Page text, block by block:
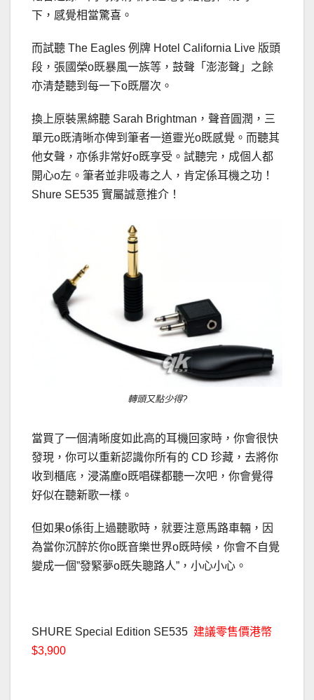
下，感覺相當驚喜。
而試聽 The Eagles 例牌 Hotel California Live 版頭
段，張國榮o既暴風一族等，鼓聲「澎澎聲」之餘
亦清楚聽到每一下o既層次。
換上原裝黑綿聽 Sarah Brightman，聲音圓潤，三
單元o既清晰亦俾到筆者一道靈光o既感覺。而聽其
他女聲，亦係非常好o既享受。試聽完，成個人都
開心o左。筆者並非吸毒之人，肯定係耳機之功！
Shure SE535 實屬誠意推介！
轉頭又點少得?
當買了一個清晰度如此高的耳機回家時，你會很快
發現，你可以重新認識你所有的 CD 珍藏，去將你
收到櫃底，浸滿塵o既唱碟都聽一次吧，你會覺得
好似在聽新歌一樣。
但如果o係街上過聽歌時，就要注意馬路車輛，因
為當你沉醉於你o既音樂世界o既時候，你會不自覺
變成一個”發緊夢o既失聰路人”，小心小心。
SHURE Special Edition SE535 建議零售價港幣
$3,900